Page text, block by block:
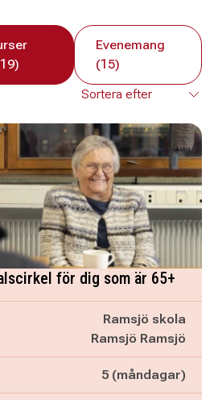
Evenemang
(15)
för dig som är 65+
Ramsjö skola
Ramsjö Ramsjö
5 (måndagar)